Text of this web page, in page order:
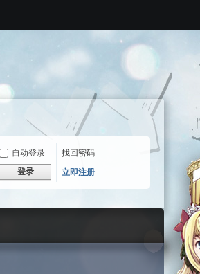
自动登录
找回密码
登录 立即注册